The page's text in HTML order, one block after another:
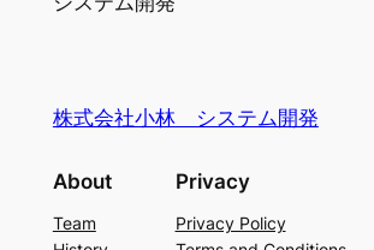
株式会社小林 システム開発
About
Team
Privacy
Privacy Policy